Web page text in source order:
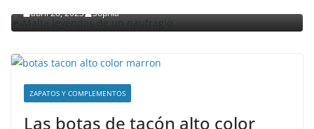
abril 28, 2023 Sophia
ZAPATOS Y COMPLEMENTOS
Las botas de tacón alto color